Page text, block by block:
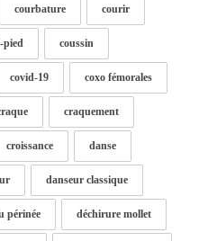
courbature courir
pied coussin
covid-19 coxo fémorales
craquement
croissance danse
danseur classique
périnée déchirure mollet